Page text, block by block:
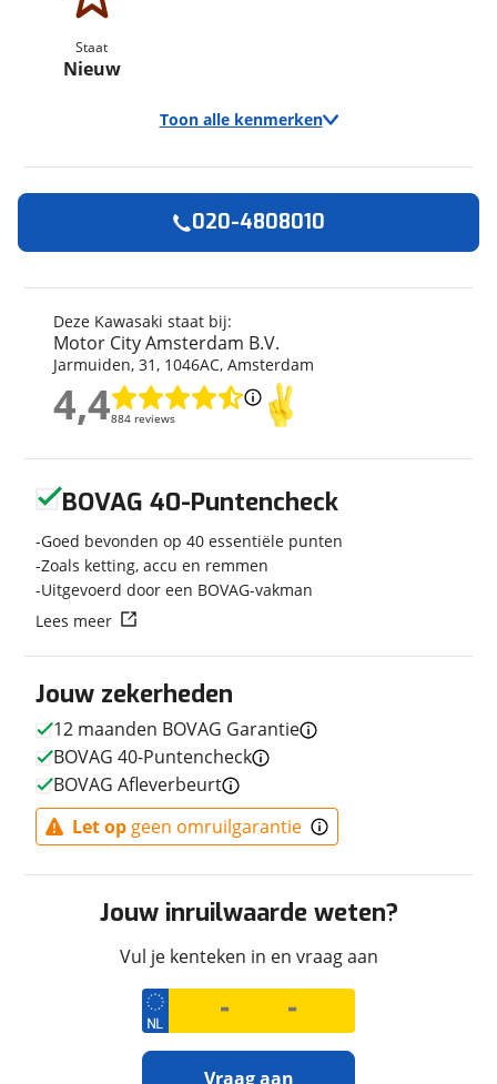
Staat
Nieuw
Toon alle kenmerken
Merk
Kawasaki
Model
Bouwjaar
2026
Modeljaar
2026
Categorie
Chopper
A2 rijbewijs
Soort voertuig
Motor
Nieuw of occasion
Nieuw
Techniek
Afmetingen en gewicht
Maximaal toelaatbaar
gewicht
176 kg
Metallic Imperi
Deze Kawasaki staat bij:
Motor City Amsterdam B.V.
Jarmuiden, 31, 1046AC, Amsterdam
4,4884 reviews
4,4
020-4808010
Jouw zekerheden
12 maanden BOVAG Garantie
BOVAG 40-Puntencheck
BOVAG Afleverbeurt
Let op geen omruilgarantie
Jouw inruilwaarde weten?
Vul je kenteken in en vraag aan
Vraag aan
BOVAG 40-Puntencheck
Goed bevonden op 40 essentiële punten
Zoals ketting, accu en remmen
Uitgevoerd door een BOVAG-vakman
Lees meer